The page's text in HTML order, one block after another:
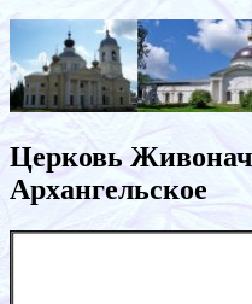
Церковь
Архангельское